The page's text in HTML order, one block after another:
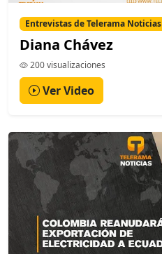
Entrevistas de Telerama Noticias
Diana Chávez
200 visualizaciones
Ver Video